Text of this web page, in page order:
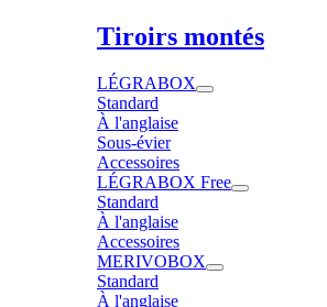
Tiroirs montés
LÉGRABOX
Standard
À l'anglaise
Sous-évier
Accessoires
LÉGRABOX Free
Standard
À l'anglaise
Accessoires
MERIVOBOX
Standard
À l'anglaise